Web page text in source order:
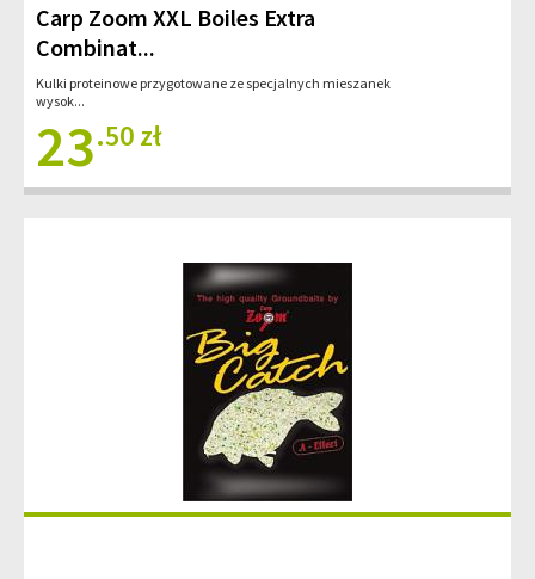
Carp Zoom XXL Boiles Extra
Combinat...
Kulki proteinowe przygotowane ze specjalnych mieszanek
wysok...
23.50 zł